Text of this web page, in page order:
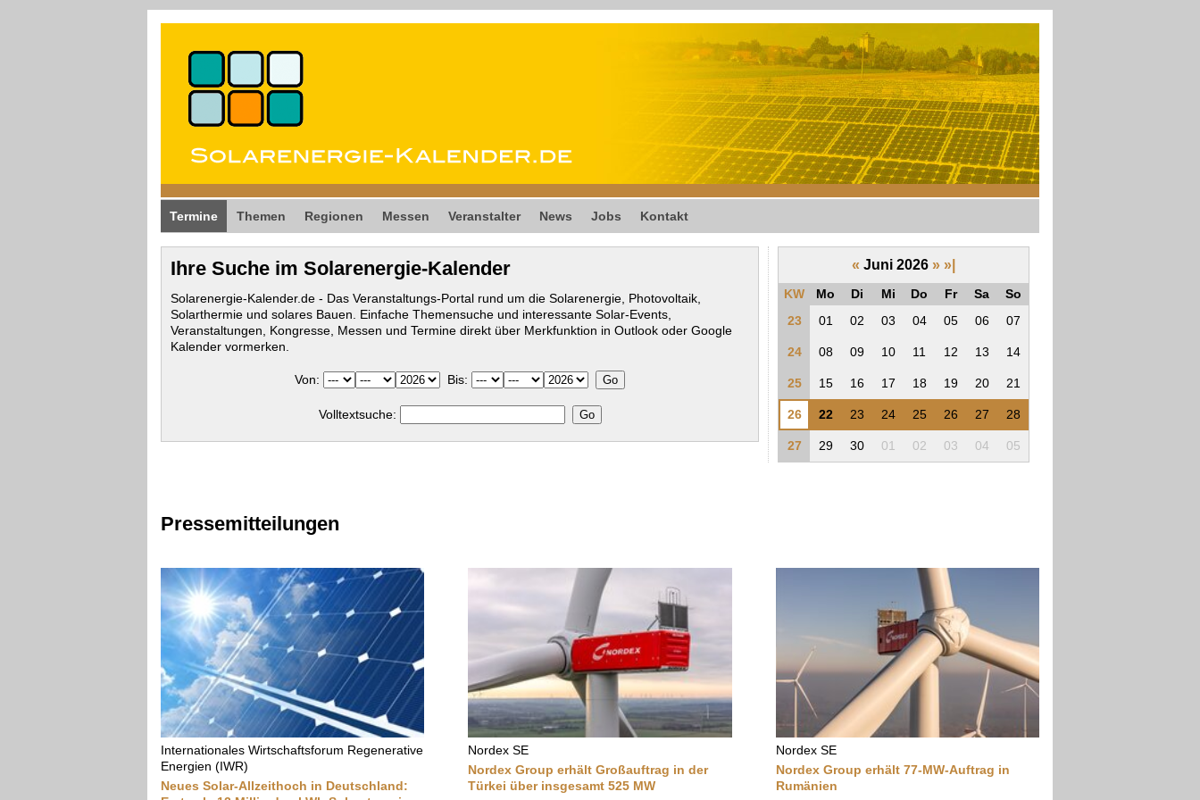
Termine Themen Regionen Messen Veranstalter News Jobs Kontakt
Ihre Suche im Solarenergie-Kalender
Solarenergie-Kalender.de - Das Veranstaltungs-Portal rund um die Solarenergie, Photovoltaik,
Solarthermie und solares Bauen. Einfache Themensuche und interessante Solar-Events,
Veranstaltungen, Kongresse, Messen und Termine direkt über Merkfunktion in Outlook oder Google
Kalender vormerken.
Von: Bis:
Volltextsuche:
« Juni 2026 » »|
KW Mo Di Mi Do Fr Sa
So
23
01 02 03 04 05 06 07
24 08 09 10 11 12 13 14
25 15 16 17 18 19 20 21
26 22 23 24 25 26 27 28
27 29 30 01 02 03 04 05
Pressemitteilungen
Internationales Wirtschaftsforum Regenerative
Energien (IWR)
Neues Solar-Allzeithoch in Deutschland:
Nordex SE
Nordex Group erhält Großauftrag in der
Türkei über insgesamt 525 MW
Nordex SE
Nordex Group erhält 77-MW-Auftrag in
Rumänien